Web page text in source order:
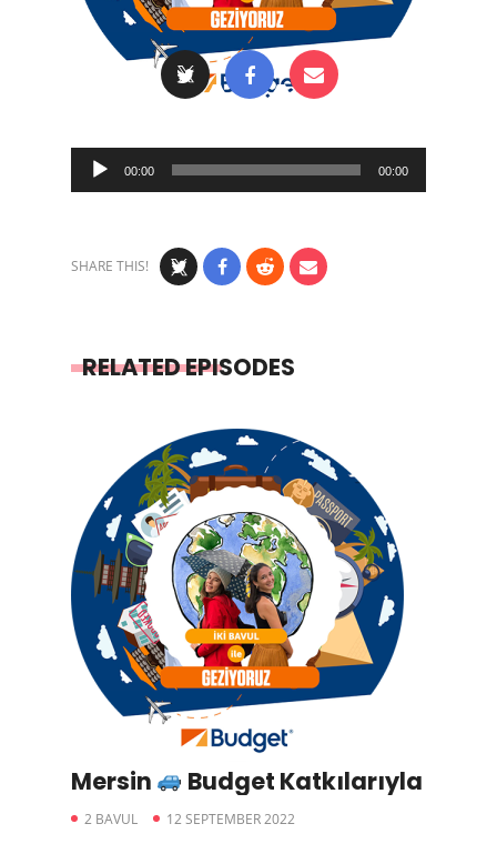
Audio
Player
00:00 00:00
SHARE THIS!
RELATED EPISODES
Mersin Budget Katkılarıyla
2 BAVUL 12 SEPTEMBER 2022